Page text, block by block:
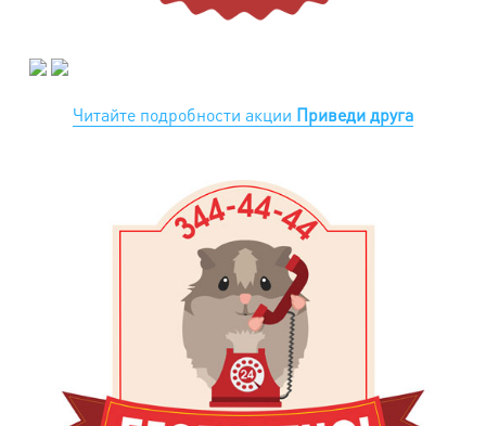
Читайте подробности акции Приведи друга